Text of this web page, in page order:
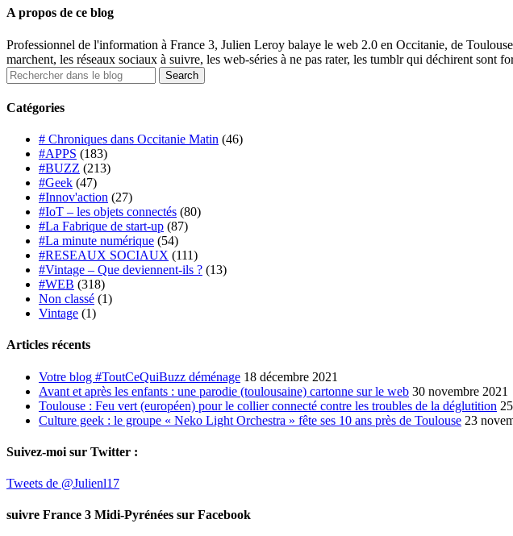
A propos de ce blog
Professionnel de l'information à France 3, Julien Leroy balaye le web 2.0 en Occitanie, de
marchent, les réseaux sociaux à suivre, les web-séries à ne pas rater, les tumblr qui déchirent sont
Catégories
# Chroniques dans Occitanie Matin (46)
#APPS (183)
#BUZZ (213)
#Geek (47)
#Innov'action (27)
#IoT – les objets connectés (80)
#La Fabrique de start-up (87)
#La minute numérique (54)
#RESEAUX SOCIAUX (111)
#Vintage – Que deviennent-ils ? (13)
#WEB (318)
Non classé (1)
Vintage (1)
Articles récents
Votre blog #ToutCeQuiBuzz déménage 18 décembre 2021
Avant et après les enfants : une parodie (toulousaine) cartonne sur le web 30 novembre 2021
Toulouse : Feu vert (européen) pour le collier connecté contre les troubles de la déglutition
Culture geek : le groupe « Neko Light Orchestra » fête ses 10 ans près de Toulouse 23
Suivez-moi sur Twitter :
Tweets de @Julienl17
suivre France 3 Midi-Pyrénées sur Facebook